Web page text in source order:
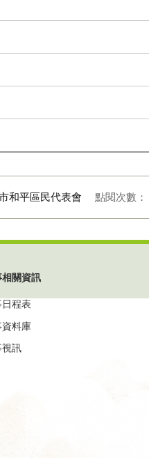
和平區民代表會 點閱次數：
相關資訊
程表
資料庫
視訊